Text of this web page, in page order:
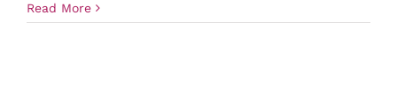
Read More